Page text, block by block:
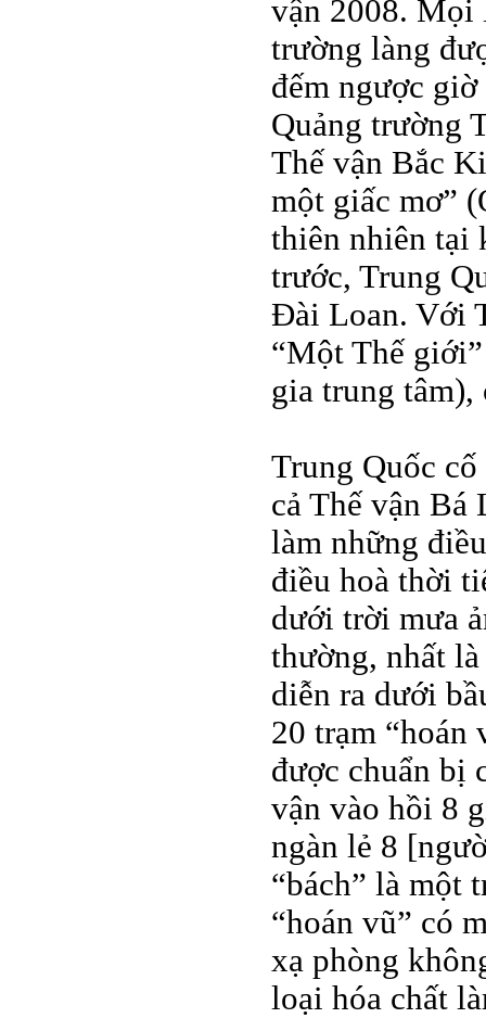
vận 2008. Mọi
trường làng
đếm ngược
Quảng trường
Thế vận Bắc
một giấc mơ”
thiên nhiên tại
trước, Trung
Đài Loan. Với
“Một Thế
gia trung tâm),
Trung Quốc
cả Thế vận
làm những
điều hoà thời
dưới trời mưa
thường, nhất
diễn ra dưới
20 trạm “hoán
được chuẩn bị
vận vào hồi 8
ngàn lẻ 8
“bách” là một
“hoán vũ” có
xạ phòng
loại hóa chất